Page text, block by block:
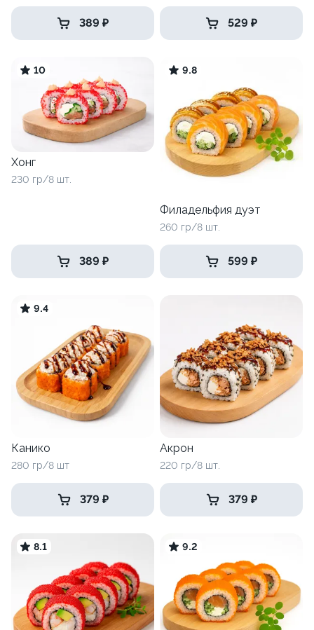
389 ₽ 529 ₽
10
Хонг
230 гр/8 шт.
389 ₽
9.8
Филадельфия дуэт
260 гр/8 шт.
599 ₽
9.4
Канико
280 гр/8 шт
379 ₽
Акрон
220 гр/8 шт.
379 ₽
8.1 9.2